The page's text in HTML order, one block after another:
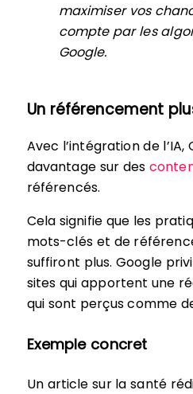
maximiser vos
compte par les
Google.
Un référencement
Avec l’intégration de l’IA,
davantage sur des
référencés.
Cela signifie que les
mots-clés et de
suffiront plus. Google
sites qui apportent une
qui sont perçus comme
Exemple concret
Un article sur la santé